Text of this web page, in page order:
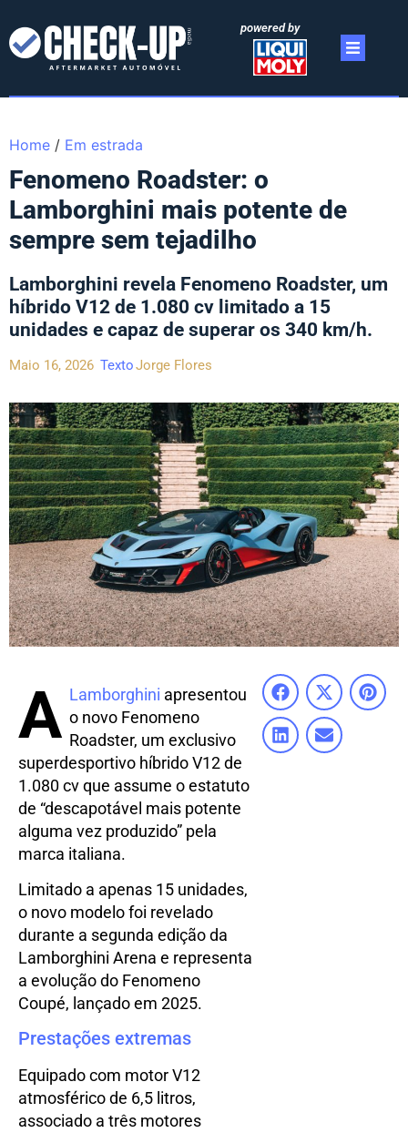
powered by
Home / Em estrada
Fenomeno Roadster: o
Lamborghini mais potente de
sempre sem tejadilho
Lamborghini revela Fenomeno Roadster, um
híbrido V12 de 1.080 cv limitado a 15
unidades e capaz de superar os 340 km/h.
Maio 16, 2026 TextoJorge Flores
A Lamborghini apresentou
o novo Fenomeno
Roadster, um exclusivo
superdesportivo híbrido V12 de
1.080 cv que assume o estatuto
de “descapotável mais potente
alguma vez produzido” pela
marca italiana.
Limitado a apenas 15 unidades,
o novo modelo foi revelado
durante a segunda edição da
Lamborghini Arena e representa
a evolução do Fenomeno
Coupé, lançado em 2025.
Prestações extremas
Equipado com motor V12
atmosférico de 6,5 litros,
associado a três motores